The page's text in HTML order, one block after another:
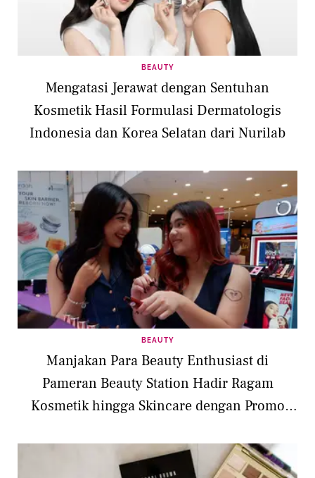
BEAUTY
Mengatasi Jerawat dengan Sentuhan
Kosmetik Hasil Formulasi Dermatologis
Indonesia dan Korea Selatan dari Nurilab
BEAUTY
Manjakan Para Beauty Enthusiast di
Pameran Beauty Station Hadir Ragam
Kosmetik hingga Skincare dengan Promo